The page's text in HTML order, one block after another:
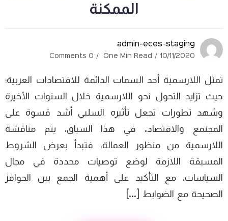
الممكنة
admin-eces-staging
10/11/2020
One Min Read
0 Comments
تمثل اللارسمية أحد السمات الدائمة للاقتصادات العربية؛
حيث تزايد التحول نحو اللارسمية خلال السنوات الأخيرة
وشهد تطورات تجعل تأثيره السلبي أشد قسوة على
المجتمع والاقتصاد. في هذا السياق، يتم مناقشة
اللارسمية من منظور العمالة، فتبدأ بعرض الشروط
المسبقة اللازمة لوضع توصيات محددة في مجال
السياسات، مع التأكيد على أهمية الجمع بين الحوافز
الصحيحة مع الضوابط […]